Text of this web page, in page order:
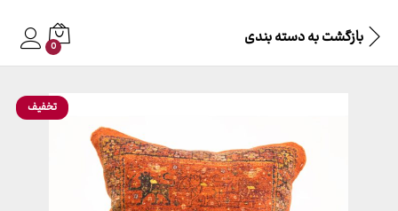
بازگشت بهدسته بندی 0
تخفیف